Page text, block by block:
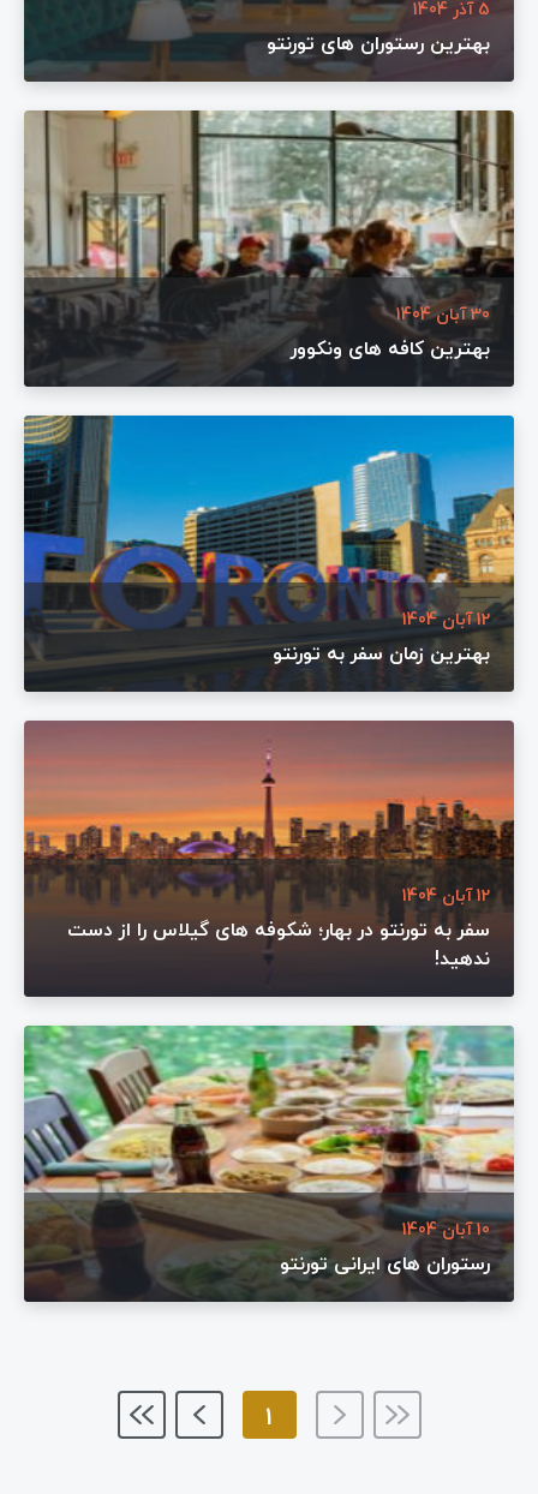
5 آذر 1404
بهترین رستوران های تورنتو
30 آبان 1404
بهترین کافه های ونکوور
12 آبان 1404
بهترین زمان سفر به تورنتو
12 آبان 1404
سفر به تورنتو در بهار؛ شکوفه های گیلاس را از دست
ندهید!
10 آبان 1404
رستوران های ایرانی تورنتو
1